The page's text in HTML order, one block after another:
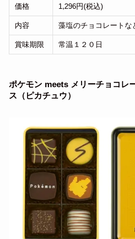
価格 1,296円(税込)
内容 藻塩のチョコレートな
賞味期限 常温１２０日
ポケモン meets メリーチョコレ
ス（ピカチュウ）